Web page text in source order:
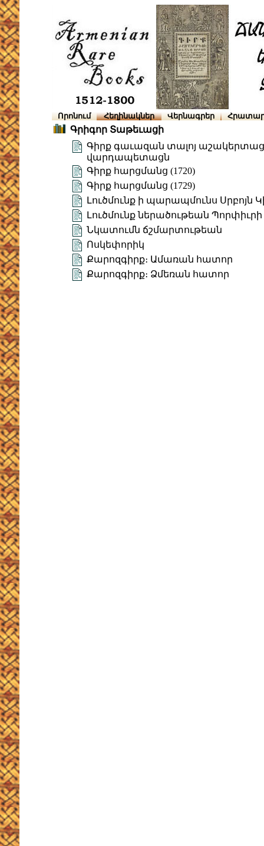
Որոնում Հեղինակներ Վերնագրեր
Գրիգոր Տաթեւացի
Գիրք գաւազան տալոյ
վարդապետացն
Գիրք հարցմանց (1720)
Գիրք հարցմանց (1729)
Լուծմունք ի պարապմունս Սրբոյն
Լուծմունք ներածութեան Պորփիւրի
Նկատումն ճշմարտութեան
Ոսկեփորիկ
Քարոզգիրք։ Ամառան հատոր
Քարոզգիրք։ Ձմեռան հատոր